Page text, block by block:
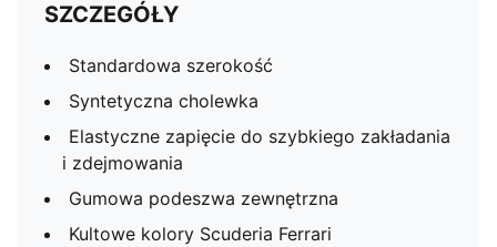
SZCZEGÓŁY
Standardowa szerokość
Syntetyczna cholewka
Elastyczne zapięcie do szybkiego zakładania
i zdejmowania
Gumowa podeszwa zewnętrzna
Kultowe kolory Scuderia Ferrari